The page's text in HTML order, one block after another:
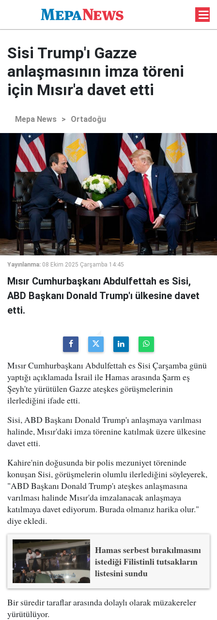
Sisi Trump'ı Gazze
anlaşmasının imza töreni
için Mısır'a davet etti
Mepa News > Ortadoğu
Yayınlanma: 08 Ekim 2025 Çarşamba 14:45
Mısır Cumhurbaşkanı Abdulfettah es Sisi,
ABD Başkanı Donald Trump'ı ülkesine davet
etti.
Mısır Cumhurbaşkanı Abdulfettah es Sisi Çarşamba günü
yaptığı açıklamada İsrail ile Hamas arasında Şarm eş
Şeyh'te yürütülen Gazze ateşkes görüşmelerinin
ilerlediğini ifade etti.
Sisi, ABD Başkanı Donald Trump'ı anlaşmaya varılması
halinde, Mısır'daki imza törenine katılmak üzere ülkesine
davet etti.
Kahire'nin doğusunda bir polis mezuniyet töreninde
konuşan Sisi, görüşmelerin olumlu ilerlediğini söyleyerek,
"ABD Başkanı Donald Trump'ı ateşkes anlaşmasına
varılması halinde Mısır'da imzalanacak anlaşmaya
katılmaya davet ediyorum. Burada olmanız harika olur."
diye ekledi.
Hamas serbest bırakılmasını
istediği Filistinli tutsakların
listesini sundu
Bir süredir taraflar arasında dolaylı olarak müzakereler
yürütülüyor.